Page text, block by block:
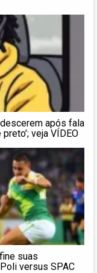
após fala
veja VÍDEO
suas
versus SPAC